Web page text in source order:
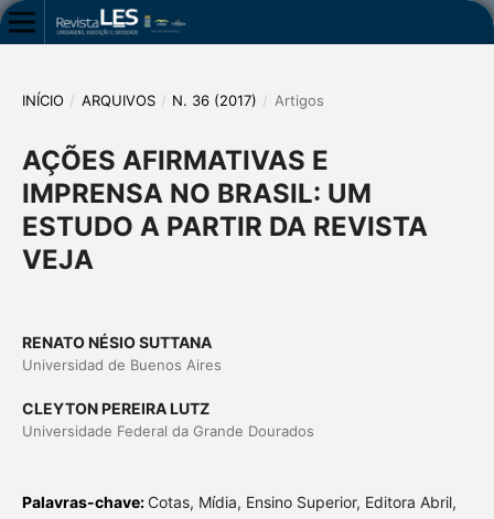
INÍCIO / ARQUIVOS / N. 36 (2017) / Artigos
AÇÕES AFIRMATIVAS E
IMPRENSA NO BRASIL: UM
ESTUDO A PARTIR DA REVISTA
VEJA
RENATO NÉSIO SUTTANA
Universidad de Buenos Aires
CLEYTON PEREIRA LUTZ
Universidade Federal da Grande Dourados
Palavras-chave: Cotas, Mídia, Ensino Superior, Editora Abril,